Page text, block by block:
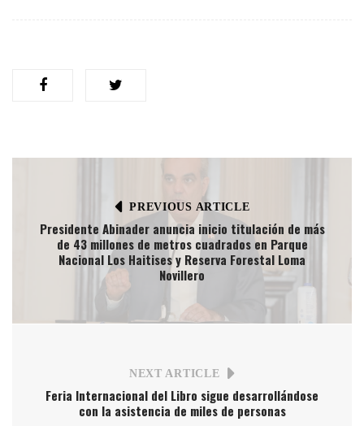
PREVIOUS ARTICLE
Presidente Abinader anuncia inicio titulación de más
de 43 millones de metros cuadrados en Parque
Nacional Los Haitises y Reserva Forestal Loma
Novillero
NEXT ARTICLE
Feria Internacional del Libro sigue desarrollándose
con la asistencia de miles de personas